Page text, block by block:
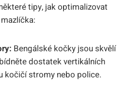
tipy, ‌jak optimalizovat
​Bengálské kočky jsou​ skvělí
⁢dostatek vertikálních
kočičí stromy‍ nebo police.